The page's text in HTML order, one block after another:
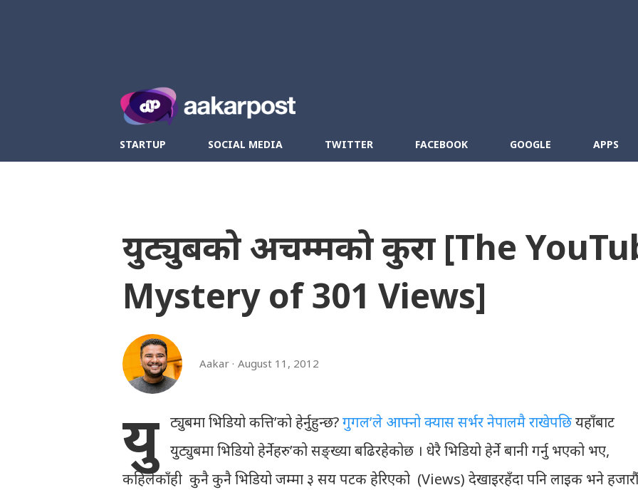
STARTUP SOCIAL MEDIA TWITTER FACEBOOK GOOGLE APPS
युट्युबको अचम्मको कुरा [The
Mystery of 301 Views]
Aakar August 11, 2012
यु ट्युबमा भिडियो कत्ति’को हेर्नुहुन्छ?गुगल’ले आफ्नो क्यास सर्भर नेपालमै राखेपछियहाँबाट
युट्युबमा भिडियो हेर्नेहरु’को सङ्ख्या बढिरहेकोछ । धेरै भिडियो हेर्ने बानी गर्नु भएको भए,
कहिलेकाँही कुनै कुनै भिडियो जम्मा ३ सय पटक हेरिएको (Views) देखाइरहँदा पनि लाइक भने हजारौँ